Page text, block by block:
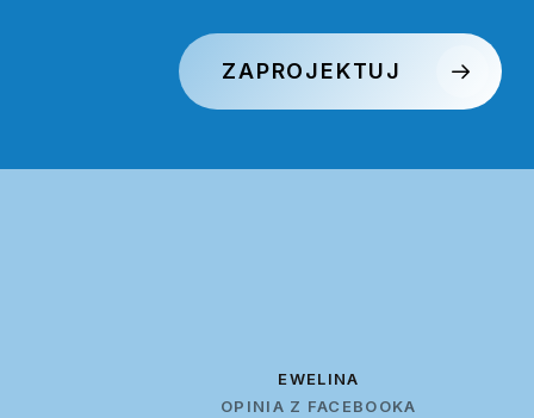
ZAPROJEKTUJ
EWELINA
OPINIA Z FACEBOOKA